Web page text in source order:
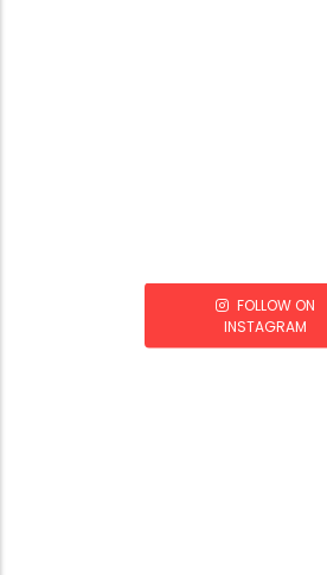
FOLLOW ON
INSTAGRAM